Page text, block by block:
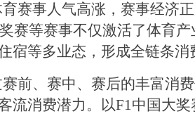
赛事人气高涨，赛事经济
赛等赛事不仅激活了体育
宿等多业态，形成全链条消
前、赛中、赛后的丰富消
流消费潜力。以F1中国大